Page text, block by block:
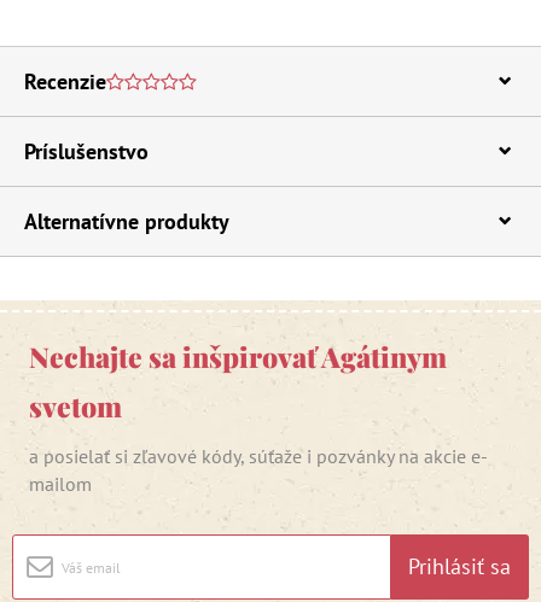
Recenzie
Príslušenstvo
Alternatívne produkty
Nechajte sa inšpirovať Agátinym
svetom
a posielať si zľavové kódy, súťaže i pozvánky na akcie e-
mailom
Prihlásiť sa